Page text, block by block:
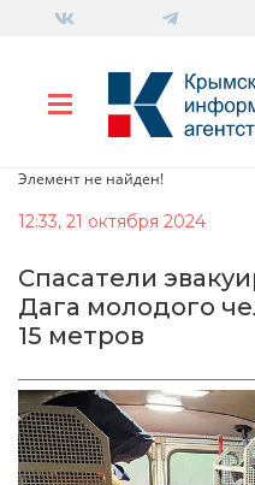
Элемент не найден!
12:33, 21 октября 2024
Спасатели
Дага молодого
15 метров